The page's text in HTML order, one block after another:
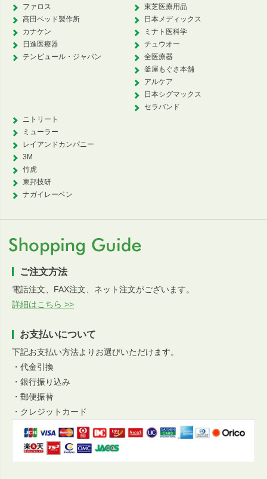
ファロス
高田ベッド製作所
カナケン
日進医療器
テンピュール・ジャパン
東芝医療用品
日本メディックス
ミナト医科学
チュウオー
全医療器
釜屋もぐさ本舗
アルケア
日本シグマックス
セラバンド
ニトリート
ミューラー
レイアンドカンパニー
3M
竹虎
東邦技研
ナガイレーベン
ご注文方法
電話注文、FAX注文、ネット注文がございます。
詳細はこちら >>
お支払いについて
下記お支払い方法よりお選びいただけます。
・代金引換
・銀行振り込み
・郵便振替
・クレジットカード